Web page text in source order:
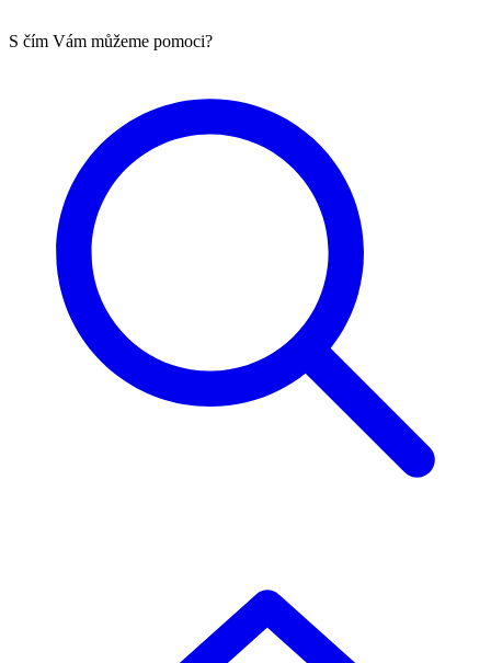
S čím Vám můžeme pomoci?